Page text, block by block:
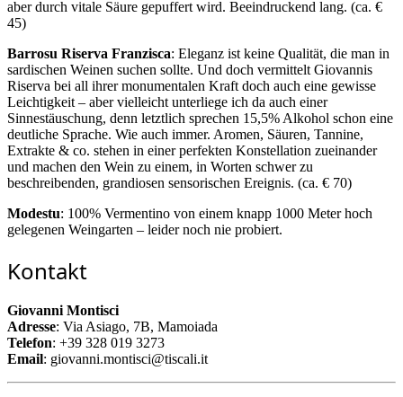
aber durch vitale Säure gepuffert wird. Beeindruckend lang. (ca. €
45)
Barrosu Riserva Franzisca: Eleganz ist keine Qualität, die man in
sardischen Weinen suchen sollte. Und doch vermittelt Giovannis
Riserva bei all ihrer monumentalen Kraft doch auch eine gewisse
Leichtigkeit – aber vielleicht unterliege ich da auch einer
Sinnestäuschung, denn letztlich sprechen 15,5% Alkohol schon eine
deutliche Sprache. Wie auch immer. Aromen, Säuren, Tannine,
Extrakte & co. stehen in einer perfekten Konstellation zueinander
und machen den Wein zu einem, in Worten schwer zu
beschreibenden, grandiosen sensorischen Ereignis. (ca. € 70)
Modestu: 100% Vermentino von einem knapp 1000 Meter hoch
gelegenen Weingarten – leider noch nie probiert.
Kontakt
Giovanni Montisci
Adresse: Via Asiago, 7B, Mamoiada
Telefon: +39 328 019 3273
Email: giovanni.montisci@tiscali.it